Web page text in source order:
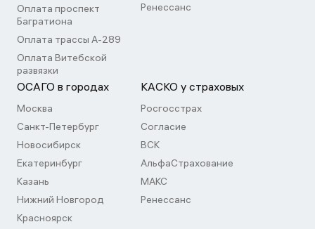
Оплата проспект
Багратиона
Оплата трассы А-289
Оплата Витебской
развязки
Ренессанс
ОСАГО в городах
Москва
Санкт-Петербург
Новосибирск
Екатеринбург
Казань
Нижний Новгород
Красноярск
КАСКО у страховых
Росгосстрах
Согласие
ВСК
АльфаСтрахование
МАКС
Ренессанс